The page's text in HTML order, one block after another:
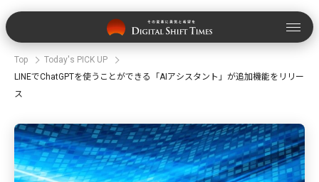
Top
Today's PICK UP
LINEでChatGPTを使うことができる「AIアシスタント」が追加機能をリリー
ス